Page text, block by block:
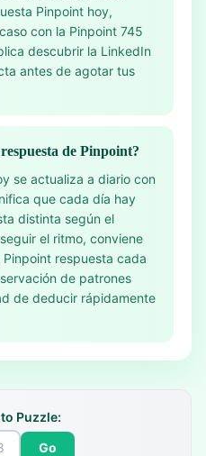
Pinpoint hoy,
con la Pinpoint 745
descubrir la LinkedIn
antes de agotar tus
de Pinpoint?
se actualiza a diario con
que cada día hay
distinta según el
el ritmo, conviene
respuesta cada
de patrones
de deducir rápidamente
Puzzle:
Go